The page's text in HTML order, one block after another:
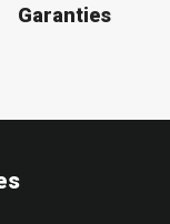
Garanties